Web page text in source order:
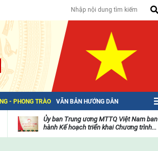
- PHONG TRÀO VĂN BẢN HƯỚNG DẪN
Ủy ban Trung ương MTTQ Việt Nam ban
hành Kế hoạch triển khai Chương trình...